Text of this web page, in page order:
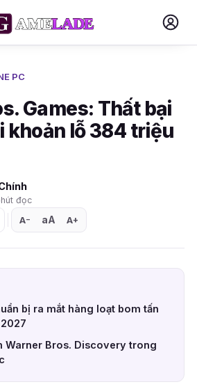
PC
Games: Thất bại
khoản lỗ 384 triệu
đọc
A− aA A+
bị ra mắt hàng loạt bom tấn
Warner Bros. Discovery trong